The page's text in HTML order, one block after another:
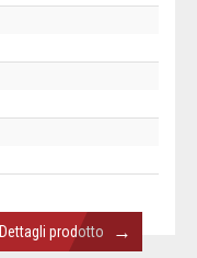
Dettagli prodotto →